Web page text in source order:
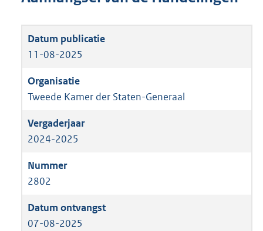
11-08-2025
Tweede Kamer der Staten-Generaal
2024-2025
2802
07-08-2025